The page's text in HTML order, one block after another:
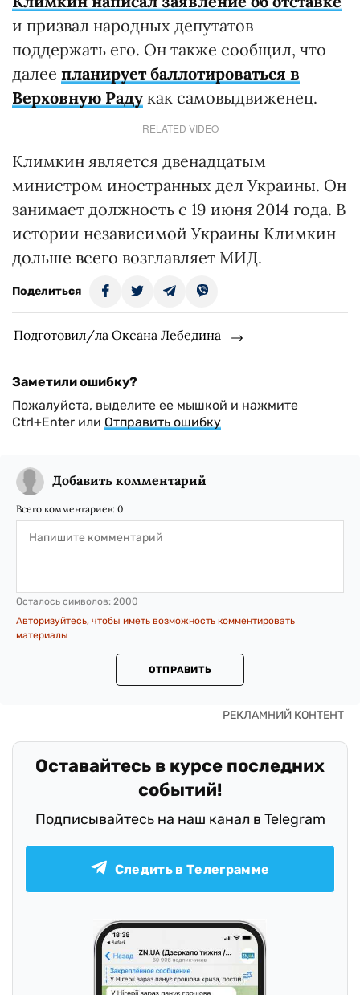
и призвал народных депутатов
поддержать его. Он также сообщил, что
далее планирует баллотироваться в
Верховную Раду как самовыдвиженец.
RELATED VIDEO
Климкин является двенадцатым
министром иностранных дел Украины. Он
занимает должность с 19 июня 2014 года. В
истории независимой Украины Климкин
дольше всего возглавляет МИД.
Поделиться
Подготовил/ла Оксана Лебедина
Заметили ошибку?
Пожалуйста, выделите ее мышкой и нажмите
Ctrl+Enter или Отправить ошибку
Добавить комментарий
Всего комментариев: 0
Осталось символов: 2000
Авторизуйтесь, чтобы иметь возможность комментировать
материалы
ОТПРАВИТЬ
Оставайтесь в курсе последних
событий!
Подписывайтесь на наш канал в Telegram
Следить в Телеграмме